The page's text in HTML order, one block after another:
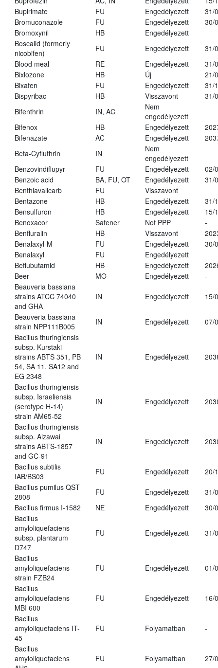
Bupirimate
FU Engedélyezett
31/
Bromuconazole
FU Engedélyezett
30/
Bromoxynil
HB
Engedélyezett
Boscalid (formerly
nicobifen)
FU Engedélyezett
31/
Blood meal
RE Engedélyezett
31/
Bixlozone
HB Új
21/
Bixafen
FU Engedélyezett
31/
Bispyribac
HB Visszavont
31/
Bifenthrin
IN, AC
Nem
engedélyezett
Bifenox
HB Engedélyezett
Bifenazate
AC Engedélyezett
Beta-Cyfluthrin
IN
Nem
engedélyezett
Benzovindiflupyr
FU Engedélyezett
02/
Benzoic acid
BA, FU, OT Engedélyezett
31/
Benthiavalicarb
FU
Visszavont
Bentazone
HB Engedélyezett
31/
Bensulfuron
HB Engedélyezett
15/
Benoxacor
Safener Not PPP
-
Benfluralin
HB Visszavont
Benalaxyl-M
FU Engedélyezett
30/
Benalaxyl
FU
Engedélyezett
Beflubutamid
HB Engedélyezett
Beer
MO Engedélyezett
-
Beauveria bassiana
strains ATCC 74040
and GHA
IN Engedélyezett 15/
Beauveria bassiana
strain NPP111B005
IN Engedélyezett
07/
Bacillus thuringiensis
subsp. Kurstaki
strains ABTS 351, PB
54, SA 11, SA12 and
EG 2348
IN Engedélyezett
Bacillus thuringiensis
subsp. Israeliensis
(serotype H-14)
strain AM65-52
IN Engedélyezett
Bacillus thuringiensis
subsp. Aizawai
strains ABTS-1857
and GC-91
IN Engedélyezett
Bacillus subtilis
IAB/BS03
FU Engedélyezett
20/
Bacillus pumilus QST
2808
FU Engedélyezett
31/
Bacillus firmus I-1582
NE Engedélyezett
30/
Bacillus
amyloliquefaciens
subsp. plantarum
D747
FU Engedélyezett 31/
Bacillus
amyloliquefaciens
strain FZB24
FU Engedélyezett 01/
Bacillus
amyloliquefaciens
MBI 600
FU Engedélyezett 16/
Bacillus
amyloliquefaciens IT-
45
FU Folyamatban -
Bacillus
amyloliquefaciens
FU Folyamatban 27/